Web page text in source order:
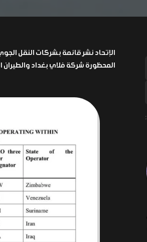
الإتحاد نشر قائمة بشركات النقل
المحظورة شركة فلاي بغداد والطيران